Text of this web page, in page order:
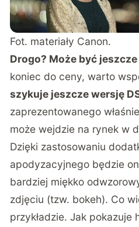
Fot. materiały Canon.
Drogo? Może być
koniec do ceny, warto
szykuje jeszcze wersję
zaprezentowanego
może wejdzie na rynek w
Dzięki zastosowaniu
apodyzacyjnego będzie
bardziej miękko
zdjęciu (tzw. bokeh). Co
przykładzie. Jak pokazuje